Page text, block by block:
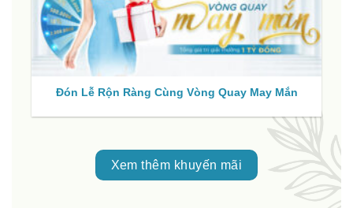
Đón Lễ Rộn Ràng Cùng Vòng Quay May Mắn
Xem thêm khuyến mãi